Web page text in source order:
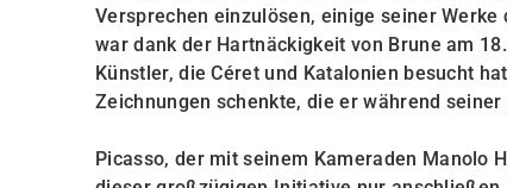
Versprechen einzulösen, einige seiner
war dank der Hartnäckigkeit von Brune am
Künstler, die Céret und Katalonien besucht
Zeichnungen schenkte, die er während
Picasso, der mit seinem Kameraden Manolo